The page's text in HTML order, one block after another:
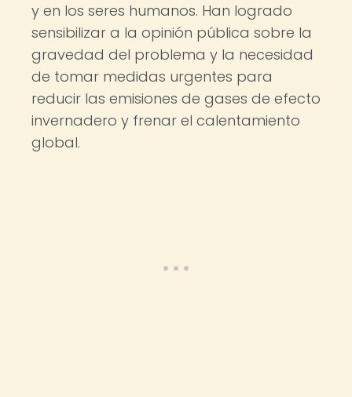
y en los seres humanos. Han logrado
sensibilizar a la opinión pública sobre la
gravedad del problema y la necesidad
de tomar medidas urgentes para
reducir las emisiones de gases de efecto
invernadero y frenar el calentamiento
global.